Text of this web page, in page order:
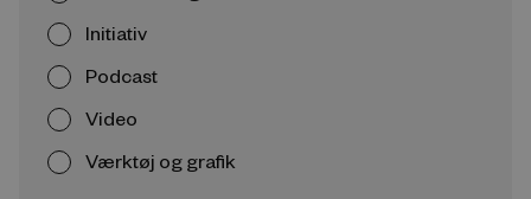
Initiativ
Podcast
Video
Værktøj og grafik